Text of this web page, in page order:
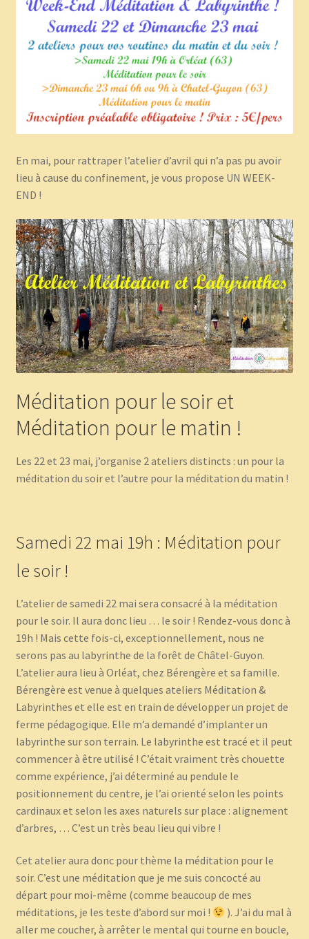
En mai, pour rattraper l’atelier d’avril qui n’a pas pu avoir
lieu à cause du confinement, je vous propose UN WEEK-
END !
Méditation pour le soir et
Méditation pour le matin !
Les 22 et 23 mai, j’organise 2 ateliers distincts : un pour la
méditation du soir et l’autre pour la méditation du matin !
Samedi 22 mai 19h : Méditation pour
le soir !
L’atelier de samedi 22 mai sera consacré à la méditation
pour le soir. Il aura donc lieu … le soir ! Rendez-vous donc à
19h ! Mais cette fois-ci, exceptionnellement, nous ne
serons pas au labyrinthe de la forêt de Châtel-Guyon.
L’atelier aura lieu à Orléat, chez Bérengère et sa famille.
Bérengère est venue à quelques ateliers Méditation &
Labyrinthes et elle est en train de développer un projet de
ferme pédagogique. Elle m’a demandé d’implanter un
labyrinthe sur son terrain. Le labyrinthe est tracé et il peut
commencer à être utilisé ! C’était vraiment très chouette
comme expérience, j’ai déterminé au pendule le
positionnement du centre, je l’ai orienté selon les points
cardinaux et selon les axes naturels sur place : alignement
d’arbres, … C’est un très beau lieu qui vibre !
Cet atelier aura donc pour thème la méditation pour le
soir. C’est une méditation que je me suis concocté au
départ pour moi-même (comme beaucoup de mes
méditations, je les teste d’abord sur moi !
). J’ai du mal à
aller me coucher, à arrêter le mental qui tourne en boucle,